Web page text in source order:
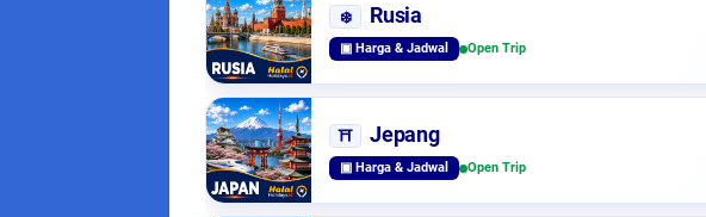
❄️ Rusia
▣ Harga & Jadwal Open Trip
⛩️ Jepang
▣ Harga & Jadwal Open Trip